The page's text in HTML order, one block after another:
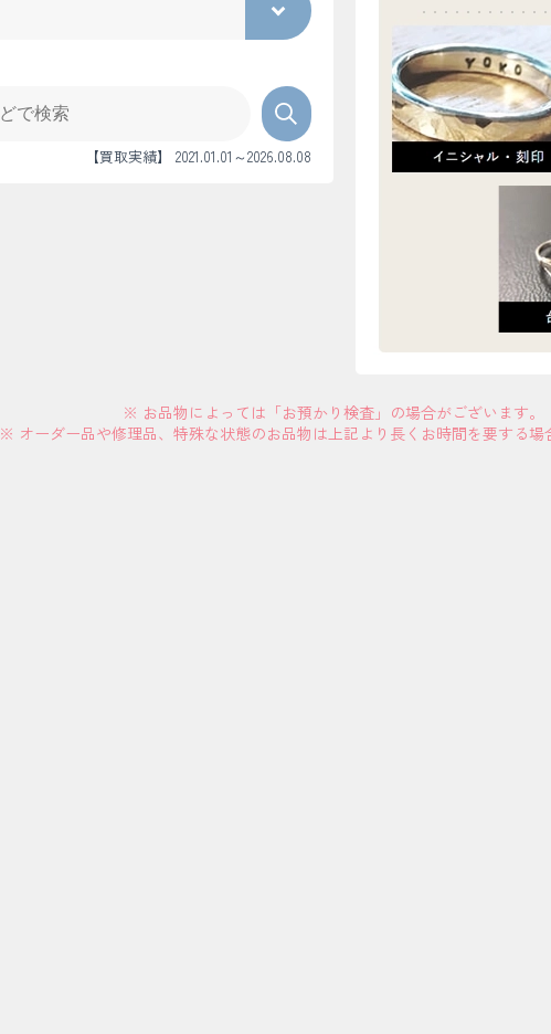
【買取実績】 2021.01.01～2026.08.08
※ お品物によっては「お預かり検査」の場合がございます。
※ オーダー品や修理品、特殊な状態のお品物は上記より長くお時間を要する場